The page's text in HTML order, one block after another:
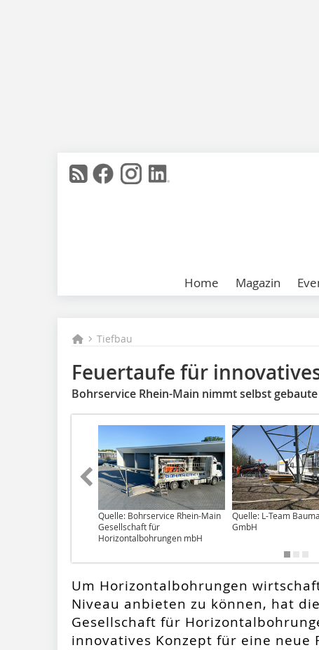
Home Magazin
Tiefbau
Feuertaufe für
Bohrservice Rhein-Main nimmt selbst
Quelle: Bohrservice Rhein-Main
Gesellschaft für
Horizontalbohrungen mbH
Quelle: L-Team
GmbH
Um Horizontalbohrungen
Niveau anbieten zu können, hat
Gesellschaft für
innovatives Konzept für eine neue